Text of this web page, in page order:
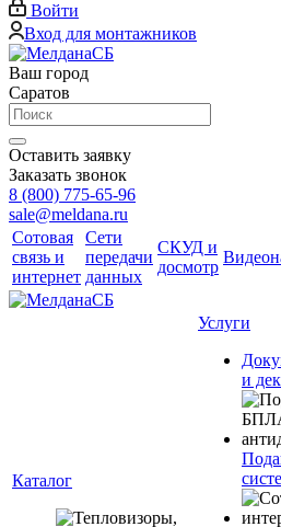
Войти
Вход для монтажников
Ваш город
Саратов
Оставить заявку
Заказать звонок
8 (800) 775-65-96
sale@meldana.ru
Сотовая
связь и
интернет
Сети
передачи
данных
СКУД и
досмотр
Каталог
Услуги
и